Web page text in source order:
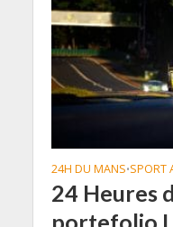
24H DU MANS•SPORT
24 Heures
portefolio